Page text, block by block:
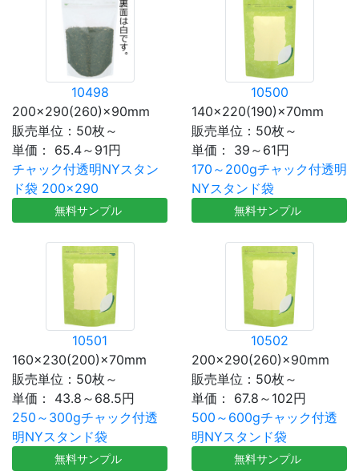
10498
200×290(260)×90mm
販売単位：50枚～
単価：
65.4～91円
チャック付透明NYスタン
ド袋 200×290
無料サンプル
10500
140×220(190)×70mm
販売単位：50枚～
単価：
39～61円
170～200gチャック付透明
NYスタンド袋
無料サンプル
10501
160×230(200)×70mm
販売単位：50枚～
単価：
43.8～68.5円
250～300gチャック付透
明NYスタンド袋
無料サンプル
10502
200×290(260)×90mm
販売単位：50枚～
単価：
67.8～102円
500～600gチャック付透
明NYスタンド袋
無料サンプル